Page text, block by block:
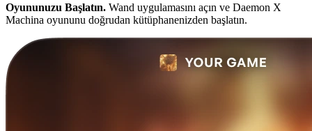
Oyununuzu Başlatın. Wand uygulamasını açın ve Daemon X
Machina oyununu doğrudan kütüphanenizden başlatın.